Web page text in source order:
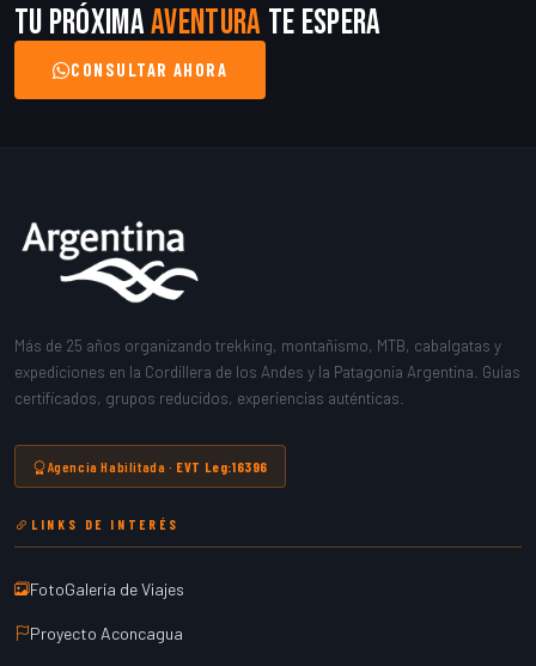
Tu próximaaventura te espera
CONSULTAR AHORA
Más de 25 años organizando trekking, montañismo, MTB, cabalgatas y
expediciones en la Cordillera de los Andes y la Patagonia Argentina. Guías
certificados, grupos reducidos, experiencias auténticas.
Agencia Habilitada · EVT Leg:16396
LINKS DE INTERÉS
FotoGalería de Viajes
Proyecto Aconcagua